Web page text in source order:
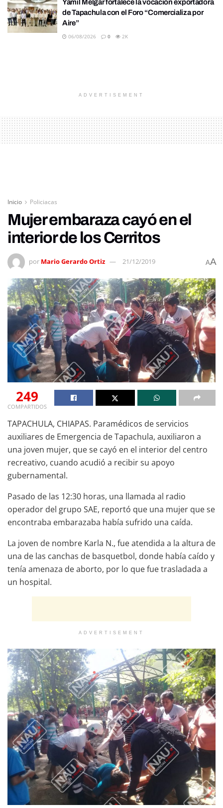
Yamil Melgar fortalece la vocación exportadora
de Tapachula con el Foro “Comercializa por
Aire”
06/08/2026 0 2K
ADVERTISEMENT
Inicio Policiacas
Mujer embaraza cayó en el
interior de los Cerritos
por Mario Gerardo Ortiz 21/12/2019 AA
249
COMPARTIDOS
TAPACHULA, CHIAPAS. Paramédicos de servicios
auxiliares de Emergencia de Tapachula, auxiliaron a
una joven mujer, que se cayó en el interior del centro
recreativo, cuando acudió a recibir su apoyo
gubernamental.
Pasado de las 12:30 horas, una llamada al radio
operador del grupo SAE, reportó que una mujer que se
encontraba embarazaba había sufrido una caída.
La joven de nombre Karla N., fue atendida a la altura de
una de las canchas de basquetbol, donde había caído y
tenía amenaza de aborto, por lo que fue trasladada a
un hospital.
ADVERTISEMENT